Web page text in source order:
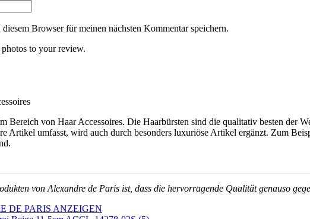
Browser für meinen nächsten Kommentar speichern.
to your review.
Bereich von Haar Accessoires. Die Haarbürsten sind die qualitativ besten
Artikel umfasst, wird auch durch besonders luxuriöse Artikel ergänzt. Zum
von Alexandre de Paris ist, dass die hervorragende Qualität genauso
DE PARIS ANZEIGEN